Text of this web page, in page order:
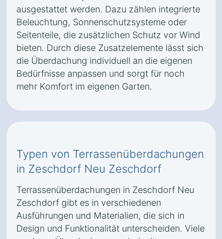
ausgestattet werden. Dazu zählen integrierte
Beleuchtung, Sonnenschutzsysteme oder
Seitenteile, die zusätzlichen Schutz vor Wind
bieten. Durch diese Zusatzelemente lässt sich
die Überdachung individuell an die eigenen
Bedürfnisse anpassen und sorgt für noch
mehr Komfort im eigenen Garten.
Typen von Terrassenüberdachungen
in Zeschdorf Neu Zeschdorf
Terrassenüberdachungen in Zeschdorf Neu
Zeschdorf gibt es in verschiedenen
Ausführungen und Materialien, die sich in
Design und Funktionalität unterscheiden. Viele